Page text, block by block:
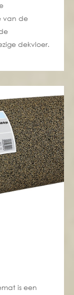
van de
dekvloer.
is een